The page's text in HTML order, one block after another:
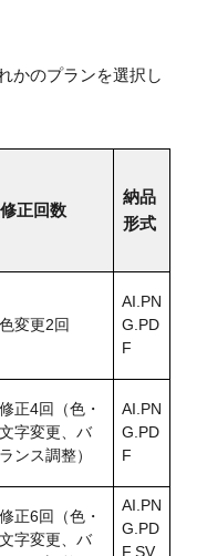
かのプランを選択し
修正回数
納品
形式
色変更2回
AI.PN
G.PD
F
修正4回（色・
文字変更、バ
ランス調整）
AI.PN
G.PD
F
修正6回（色・
文字変更、バ
AI.PN
G.PD
F.SV